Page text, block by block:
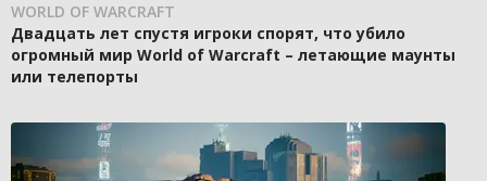
WORLD OF WARCRAFT
Двадцать лет спустя игроки спорят, что убило
огромный мир World of Warcraft – летающие маунты
или телепорты